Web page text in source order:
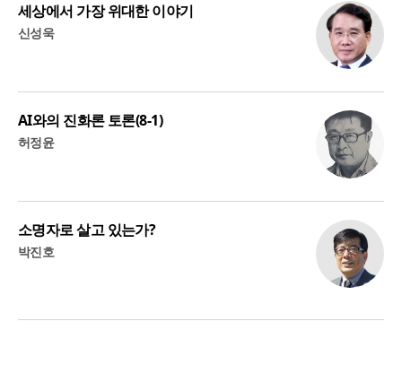
세상에서 가장 위대한 이야기
신성욱
AI와의 진화론 토론(8-1)
허정윤
소명자로 살고 있는가?
박진호